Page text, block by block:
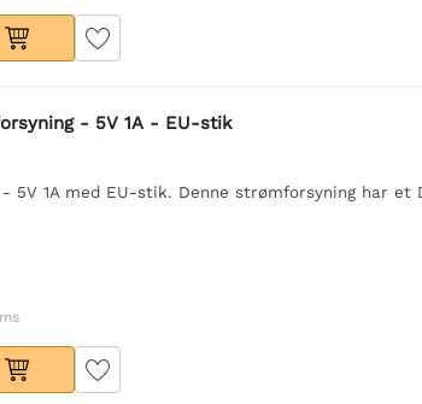
- 5V 1A - EU-stik
- 5V 1A med EU-stik. Denne strømforsyning har